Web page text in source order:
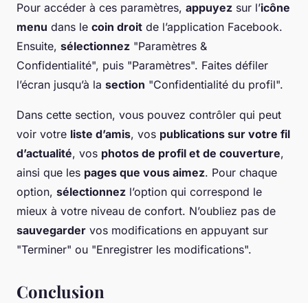
Pour accéder à ces paramètres, appuyez sur l’icône
menu dans le coin droit de l’application Facebook.
Ensuite, sélectionnez "Paramètres &
Confidentialité", puis "Paramètres". Faites défiler
l’écran jusqu’à la section "Confidentialité du profil".
Dans cette section, vous pouvez contrôler qui peut
voir votre liste d’amis, vos publications sur votre fil
d’actualité, vos photos de profil et de couverture,
ainsi que les pages que vous aimez. Pour chaque
option, sélectionnez l’option qui correspond le
mieux à votre niveau de confort. N’oubliez pas de
sauvegarder vos modifications en appuyant sur
"Terminer" ou "Enregistrer les modifications".
Conclusion